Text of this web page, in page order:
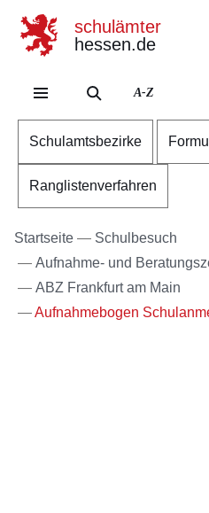
schulämter
hessen.de
A-Z
Schulamtsbezirke
Ranglistenverfahren
Startseite
Schulbesuch
Aufnahme- und
ABZ Frankfurt am Main
Aufnahmebogen